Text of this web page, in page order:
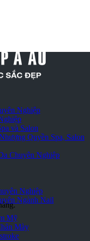
Nghiệp
và Salon
Quyền Spa, Salon
Chuyên Nghiệp
Nghiệp
Ngành Nail
Mỹ
Mày